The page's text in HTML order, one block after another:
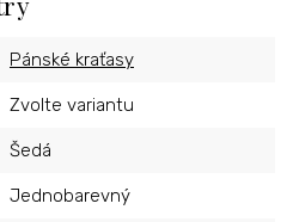
Pánské kraťasy
Zvolte variantu
Šedá
Jednobarevný